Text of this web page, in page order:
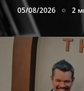
05/08/2026 2